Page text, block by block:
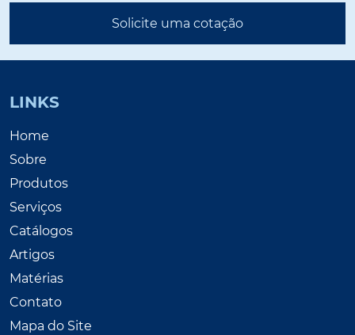
Solicite uma cotação
LINKS
Home
Sobre
Produtos
Serviços
Catálogos
Artigos
Matérias
Contato
Mapa do Site